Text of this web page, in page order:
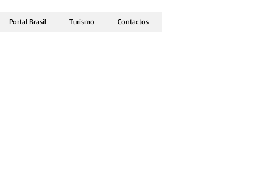
Portal Brasil Turismo Contactos